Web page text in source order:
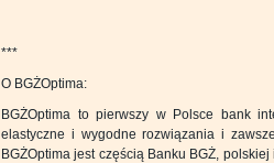
***
O BGŻOptima:
BGŻOptima to pierwszy w Polsce bank
elastyczne i wygodne rozwiązania i
BGŻOptima jest częścią Banku BGŻ,